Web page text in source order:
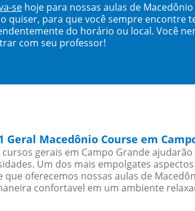
se hoje para nossas aulas de
quiser, para que você sempre encontre
do horário ou local. Você
com seu professor!
Geral Macedônio Course em
cursos gerais em Campo Grande
Um dos mais empolgates
que oferecemos nossas aulas de
confortavel em um ambiente